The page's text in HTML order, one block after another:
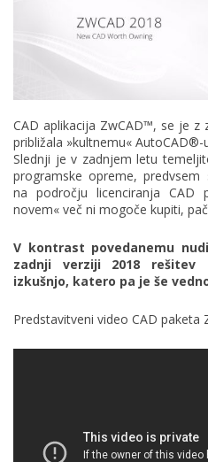
CAD aplikacija ZwCAD™, se je
približala »kultnemu« AutoCAD®-
Slednji je v zadnjem letu
programske opreme, predvsem
na področju licenciranja CAD
novem« več ni mogoče kupiti,
V kontrast povedanemu
zadnji verziji 2018 rešitev
izkušnjo, katero pa je še
Predstavitveni video CAD paketa